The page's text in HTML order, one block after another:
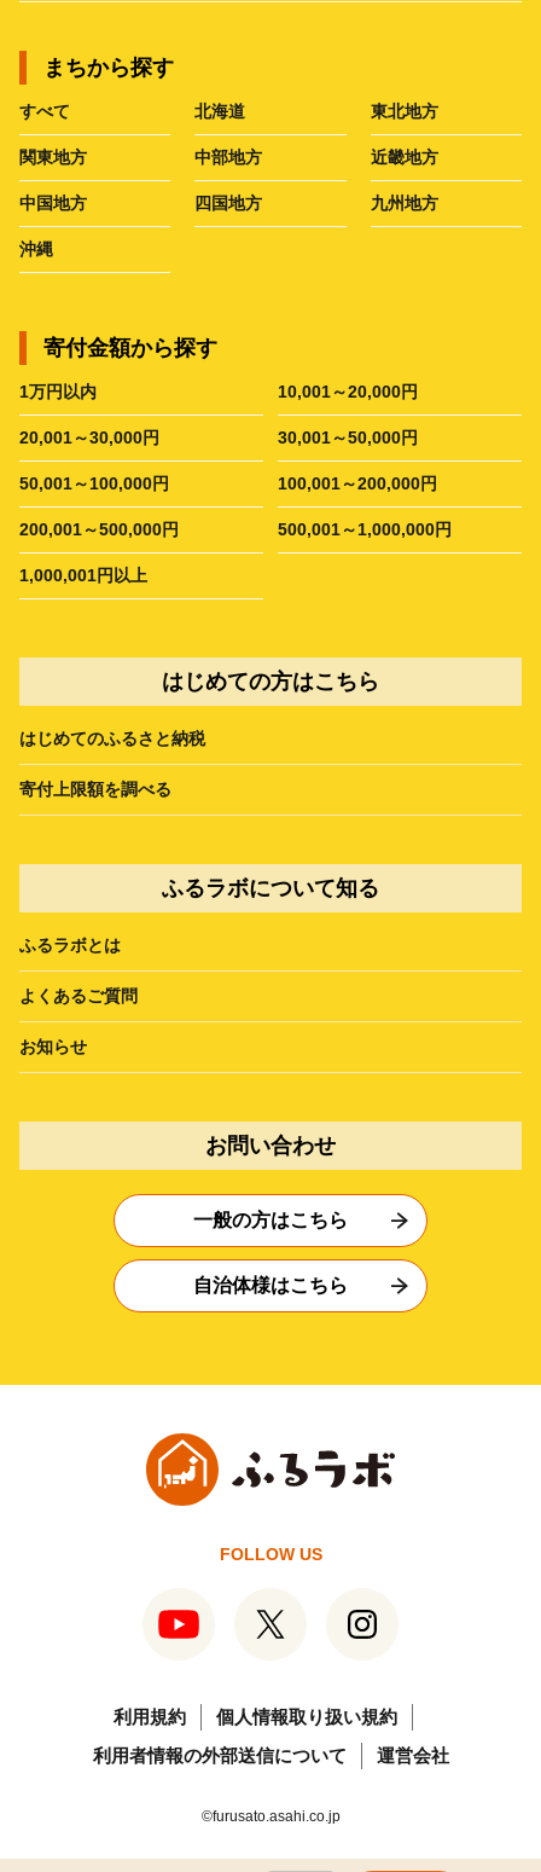
まちから探す
すべて 北海道 東北地方
関東地方 中部地方 近畿地方
中国地方 四国地方 九州地方
沖縄
寄付金額から探す
1万円以内 10,001～20,000円
20,001～30,000円 30,001～50,000円
50,001～100,000円 100,001～200,000円
200,001～500,000円 500,001～1,000,000円
1,000,001円以上
はじめての方はこちら
はじめてのふるさと納税
寄付上限額を調べる
ふるラボについて知る
ふるラボとは
よくあるご質問
お知らせ
お問い合わせ
一般の方はこちら
自治体様はこちら
FOLLOW US
利用規約
個人情報取り扱い規約
利用者情報の外部送信について
運営会社
©furusato.asahi.co.jp